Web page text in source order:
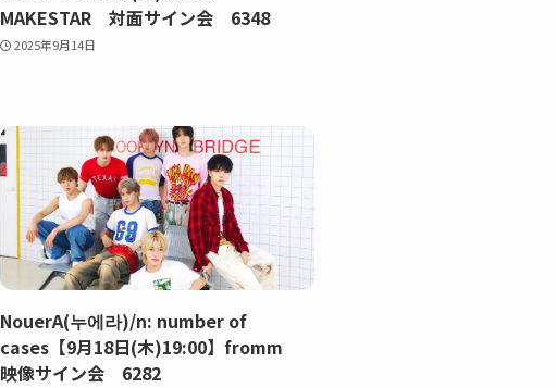
MAKESTAR 対面サイン会 6348
2025年9月14日
NouerA(누에라)/n: number of
cases【9月18日(木)19:00】fromm
映像サイン会 6282